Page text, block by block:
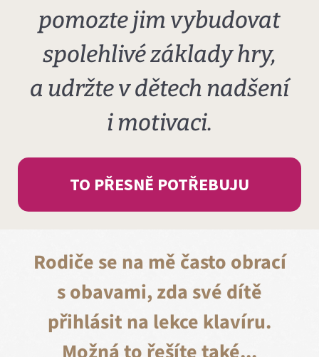
pomozte jim vybudovat
spolehlivé základy hry,
a udržte v dětech nadšení
i motivaci.
TO PŘESNĚ POTŘEBUJU
Rodiče se na mě často obrací
s obavami, zda své dítě
přihlásit na lekce klavíru.